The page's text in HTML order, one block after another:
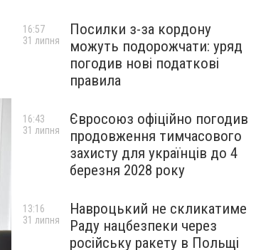
Посилки з-за кордону
можуть подорожчати: уряд
погодив нові податкові
правила
16:57
31 липня
Євросоюз офіційно погодив
продовження тимчасового
захисту для українців до 4
березня 2028 року
16:43
31 липня
Навроцький не скликатиме
Раду нацбезпеки через
російську ракету в Польщі
13:16
31 липня